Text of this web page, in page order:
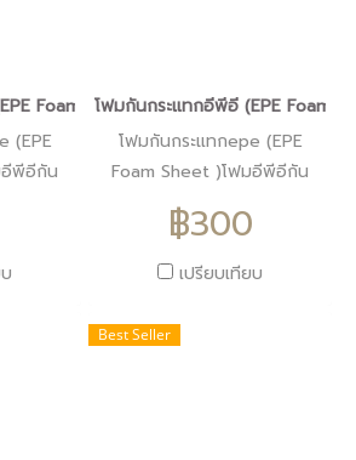
Foam Sheet )โฟมอีพีอีสีดำหนา2.5ซม.ขน
(EPE
พีอีกัน
ซม.
โฟมกันกระแทกอีพีอี (EPE Foam
โฟมกันกระแทกepe (EPE
Foam Sheet )โฟมอีพีอีกัน
กระแทกสีดำหนา2ซม.
ราคา300บาท
฿300
เปรียบเทียบ
Best Seller